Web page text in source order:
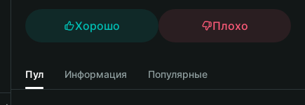
Хорошо Плохо
Пул Информация Популярные